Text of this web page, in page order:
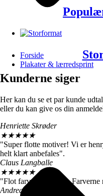
Forside
Plakater & lærredsprint
Kunderne siger
Her kan du se et par kunde
eller du kan give os din
Henriette Skrøder
★★★★★
"Super flotte motiver! Vi er
helt klart anbefales".
Claus Langballe
★★★★★
"Flot farvegengivelse. Farverne
Andreas W. Nielsen